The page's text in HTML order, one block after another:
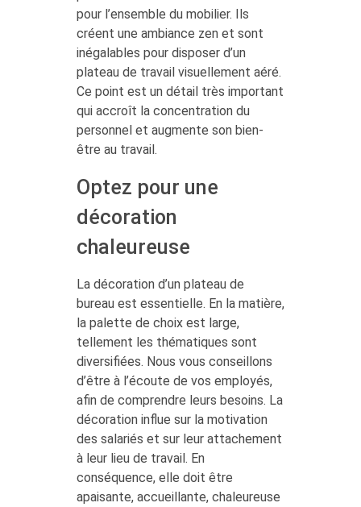
pour l’ensemble du mobilier. Ils
créent une ambiance zen et sont
inégalables pour disposer d’un
plateau de travail visuellement aéré.
Ce point est un détail très important
qui accroît la concentration du
personnel et augmente son bien-
être au travail.
Optez pour une
décoration
chaleureuse
La décoration d’un plateau de
bureau est essentielle. En la matière,
la palette de choix est large,
tellement les thématiques sont
diversifiées. Nous vous conseillons
d’être à l’écoute de vos employés,
afin de comprendre leurs besoins. La
décoration influe sur la motivation
des salariés et sur leur attachement
à leur lieu de travail. En
conséquence, elle doit être
apaisante, accueillante, chaleureuse